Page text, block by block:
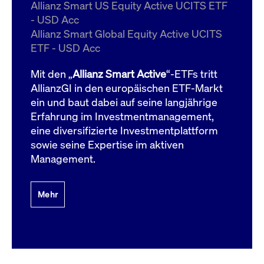
Allianz Smart US Equity Active UCITS ETF
- USD Acc
Allianz Smart Global Equity Active UCITS
ETF - USD Acc
Mit den „Allianz Smart Active“-ETFs tritt
AllianzGI in den europäischen ETF-Markt
ein und baut dabei auf seine langjährige
Erfahrung im Investmentmanagement,
eine diversifizierte Investmentplattform
sowie seine Expertise im aktiven
Management.
Mehr
ApplicationGatewayAffinityCORS
boerse.com
Domain
bis